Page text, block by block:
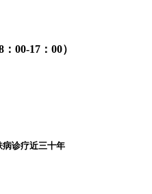
00-17：00）
诊疗近三十年